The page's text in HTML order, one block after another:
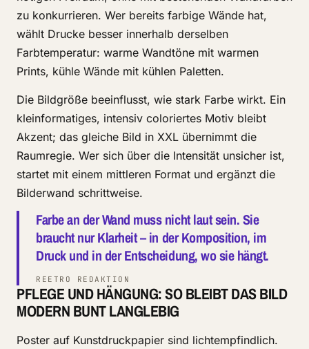
zu konkurrieren. Wer bereits farbige Wände hat,
wählt Drucke besser innerhalb derselben
Farbtemperatur: warme Wandtöne mit warmen
Prints, kühle Wände mit kühlen Paletten.
Die Bildgröße beeinflusst, wie stark Farbe wirkt. Ein
kleinformatiges, intensiv coloriertes Motiv bleibt
Akzent; das gleiche Bild in XXL übernimmt die
Raumregie. Wer sich über die Intensität unsicher ist,
startet mit einem mittleren Format und ergänzt die
Bilderwand schrittweise.
Farbe an der Wand muss nicht laut sein. Sie
braucht nur Klarheit – in der Komposition, im
Druck und in der Entscheidung, wo sie hängt.
REETRO REDAKTION
PFLEGE UND HÄNGUNG: SO BLEIBT DAS BILD
MODERN BUNT LANGLEBIG
Poster auf Kunstdruckpapier sind lichtempfindlich.